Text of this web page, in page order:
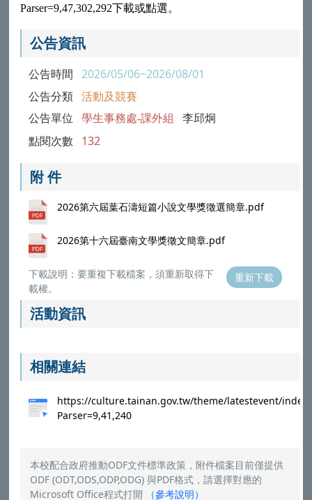
Parser=9,47,302,292下載或點選。
公告資訊
公告時間 2026/05/06~2026/08/01
公告分類 活動及競賽
公告單位 學生事務處-課外組 李邱炯
點閱次數 132
附 件
2026第六屆葉石濤短篇小說文學獎徵選簡章.pdf
2026第十六屆臺南文學獎徵文簡章.pdf
下載說明：要重複下載檔案，須重新取得下
載權。
重新下載
活動資訊
相關連結
https://culture.tainan.gov.tw/theme/latestevent/index?
Parser=9,41,240
本校配合政府推動ODF文件標準政策，附件檔案目前僅提供
ODF (ODT,ODS,ODP,ODG) 與PDF格式，請選擇對應的
Microsoft Office程式打開
（參考說明）